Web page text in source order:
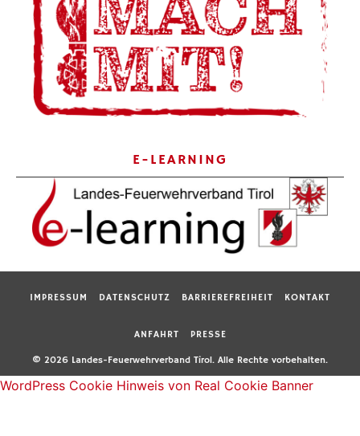
E-LEARNING
IMPRESSUM DATENSCHUTZ BARRIEREFREIHEIT KONTAKT
ANFAHRT PRESSE
© 2026 Landes-Feuerwehrverband Tirol. Alle Rechte vorbehalten.
WordPress Cookie Hinweis von Real Cookie Banner